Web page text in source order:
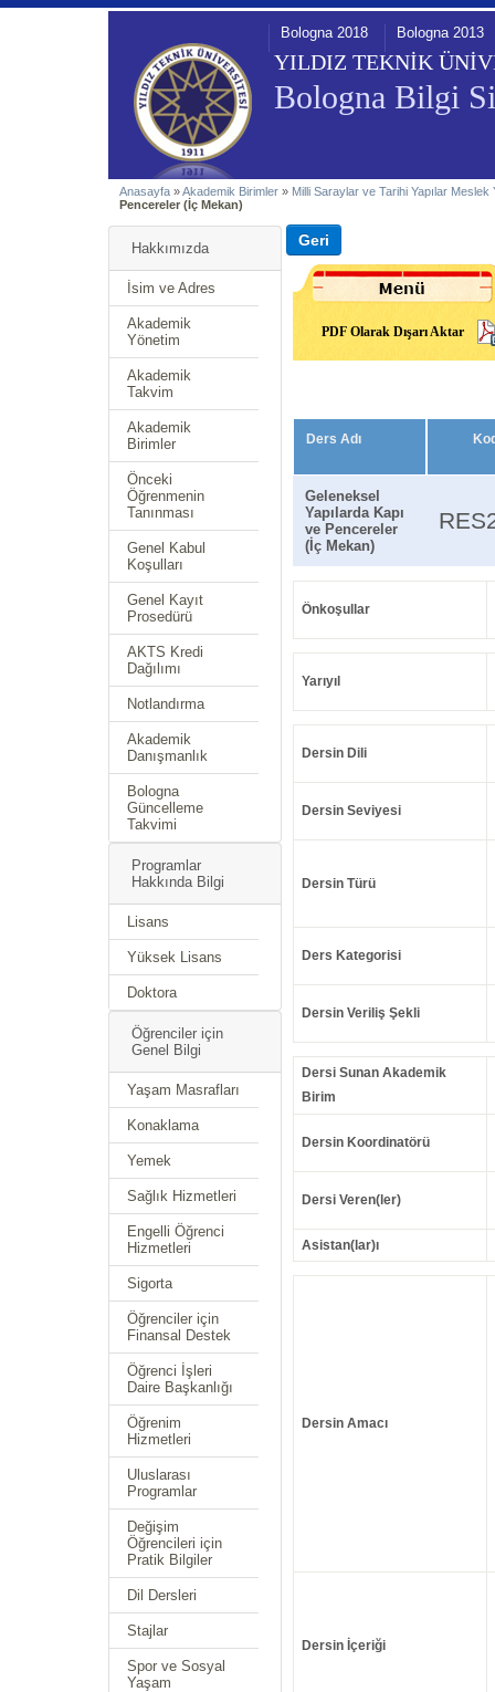
YILDIZ TEKNİK
Bologna Bilgi
Bologna 2018 Bologna 2013
Anasayfa »Akademik Birimler » Milli Saraylar ve Tarihi Yapılar
Pencereler (İç Mekan)
Hakkımızda
İsim ve Adres
Akademik
Yönetim
Akademik
Takvim
Akademik
Birimler
Önceki
Öğrenmenin
Tanınması
Genel Kabul
Koşulları
Genel Kayıt
Prosedürü
AKTS Kredi
Dağılımı
Notlandırma
Akademik
Danışmanlık
Bologna
Güncelleme
Takvimi
Programlar
Hakkında Bilgi
Lisans
Yüksek Lisans
Doktora
Öğrenciler için
Genel Bilgi
Yaşam Masrafları
Konaklama
Yemek
Sağlık Hizmetleri
Engelli Öğrenci
Hizmetleri
Sigorta
Öğrenciler için
Finansal Destek
Öğrenci İşleri
Daire Başkanlığı
Öğrenim
Hizmetleri
Uluslarası
Programlar
Değişim
Öğrencileri için
Pratik Bilgiler
Dil Dersleri
Stajlar
Spor ve Sosyal
Yaşam
PDF Olarak Dışarı Aktar
Ders Adı
Geleneksel
Yapılarda Kapı
ve Pencereler
(İç Mekan)
Önkoşullar
Yarıyıl
Dersin Dili
Dersin Seviyesi
Dersin Türü
Ders Kategorisi
Dersin Veriliş Şekli
Dersi Sunan Akademik
Birim
Dersin Koordinatörü
Dersi Veren(ler)
Asistan(lar)ı
Dersin Amacı
Dersin İçeriği